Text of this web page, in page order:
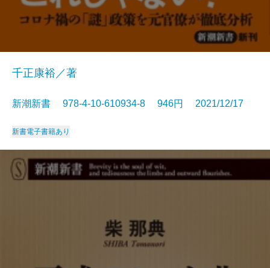
千正康裕／著
新潮新書 978-4-10-610934-8 946円 2021/12/17
新書電子書籍あり